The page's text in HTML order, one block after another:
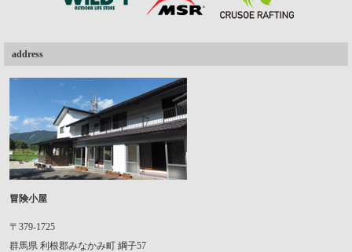
address
冒険小屋
〒379-1725
群馬県 利根郡みなかみ町 綱子57